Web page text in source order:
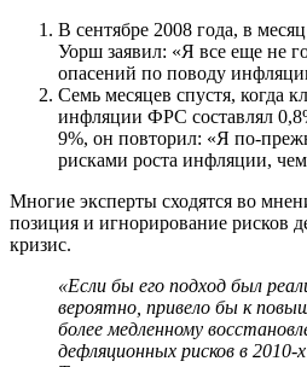
В сентябре 2008 года, в
Уорш заявил: «Я все еще не
опасений по поводу
Семь месяцев спустя, когда
инфляции ФРС составлял
9%, он повторил: «Я по-
рисками роста инфляции,
Многие эксперты сходятся во
позиция и игнорирование рисков
кризис.
«Если бы его подход был
вероятно, привело бы к
более медленному
дефляционных рисков в